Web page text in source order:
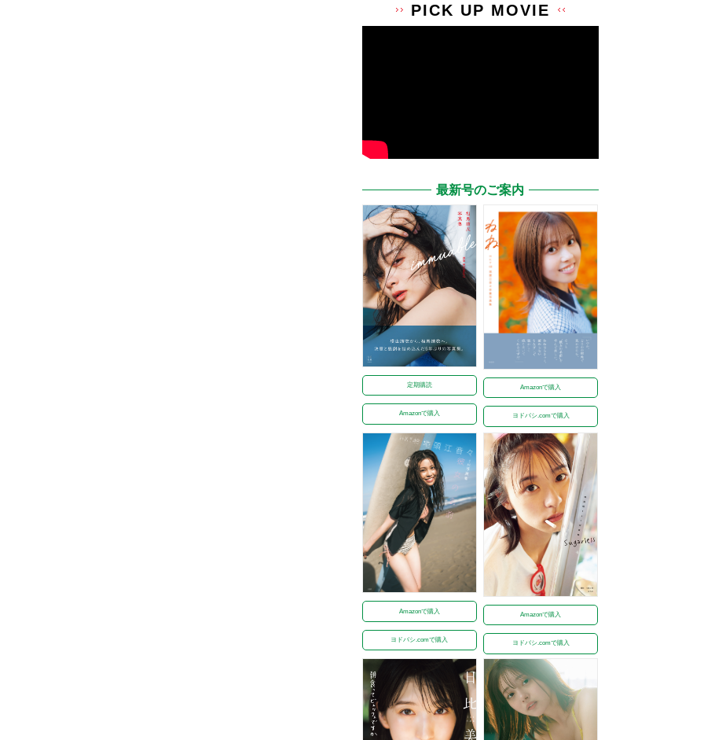
PICK UP MOVIE
最新号のご案内
定期購読
Amazonで購入
Amazonで購入
ヨドバシ.comで購入
Amazonで購入
ヨドバシ.comで購入
Amazonで購入
ヨドバシ.comで購入